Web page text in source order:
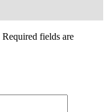
Required fields are